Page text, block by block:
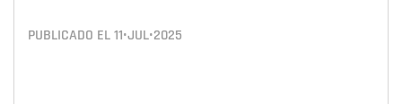
PUBLICADO EL11•JUL•2025